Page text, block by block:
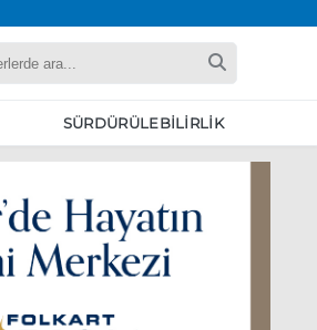
SÜRDÜRÜLEBILIRLIK